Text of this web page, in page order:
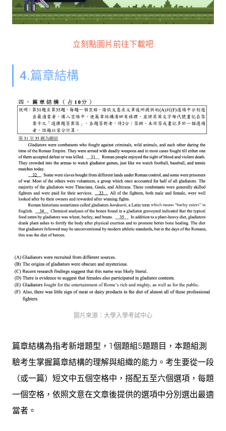
立刻點圖片前往下載吧
4.篇章結構
圖片來源：大學入學考試中心
篇章結構為指考新增題型，1個題組5題題目，本題組測
驗考生掌握篇章結構的理解與組織的能力。考生要從一段
（或一篇）短文中五個空格中，搭配五至六個選項，每題
一個空格，依照文意在文章後提供的選項中分別選出最適
當者。